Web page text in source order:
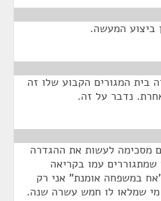
ביצוע המעשה.
בית המגורים הקבוע שלו זה
נדבר על זה.
מסכימה לעשות את ההגדרה
עמו בקריאה
במשפחה אומנת" אני רק
מי שמלאו לו חמש עשרה שנה.